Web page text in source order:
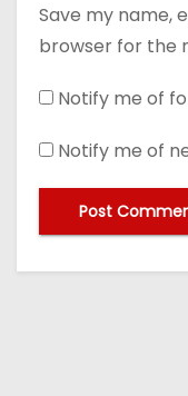
Save my name,
browser for the
Notify me of
Notify me of